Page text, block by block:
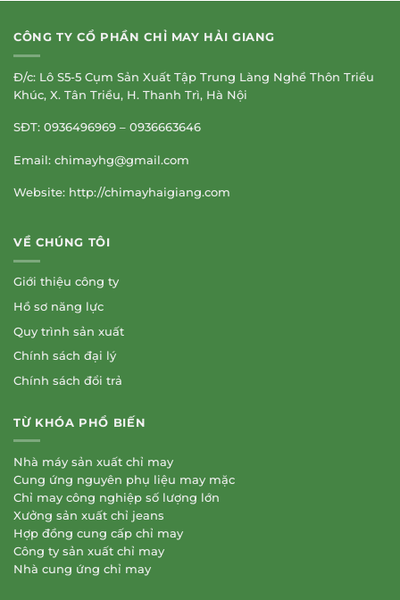
CÔNG TY CỔ PHẦN CHỈ MAY HẢI GIANG
Đ/c: Lô S5-5 Cụm Sản Xuất Tập Trung Làng Nghề Thôn Triều
Khúc, X. Tân Triều, H. Thanh Trì, Hà Nội
SĐT: 0936496969 – 0936663646
Email: chimayhg@gmail.com
Website: http://chimayhaigiang.com
VỀ CHÚNG TÔI
Giới thiệu công ty
Hồ sơ năng lực
Quy trình sản xuất
Chính sách đại lý
Chính sách đổi trả
TỪ KHÓA PHỔ BIẾN
Nhà máy sản xuất chỉ may
Cung ứng nguyên phụ liệu may mặc
Chỉ may công nghiệp số lượng lớn
Xưởng sản xuất chỉ jeans
Hợp đồng cung cấp chỉ may
Công ty sản xuất chỉ may
Nhà cung ứng chỉ may